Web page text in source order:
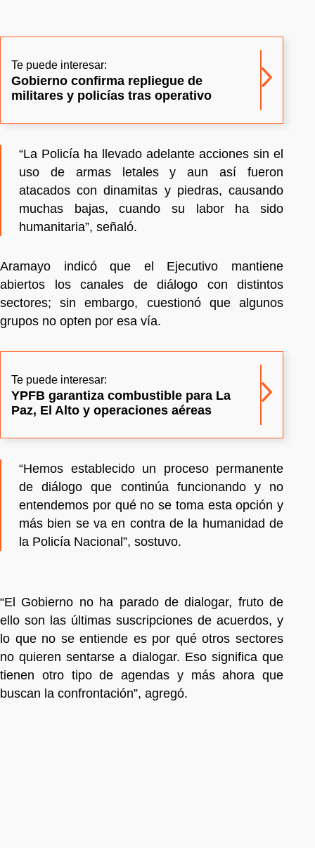
Te puede interesar:
Gobierno confirma repliegue de
militares y policías tras operativo
“La Policía ha llevado adelante acciones sin el
uso de armas letales y aun así fueron
atacados con dinamitas y piedras, causando
muchas bajas, cuando su labor ha sido
humanitaria”, señaló.
Aramayo indicó que el Ejecutivo mantiene
abiertos los canales de diálogo con distintos
sectores; sin embargo, cuestionó que algunos
grupos no opten por esa vía.
Te puede interesar:
YPFB garantiza combustible para La
Paz, El Alto y operaciones aéreas
“Hemos establecido un proceso permanente
de diálogo que continúa funcionando y no
entendemos por qué no se toma esta opción y
más bien se va en contra de la humanidad de
la Policía Nacional”, sostuvo.
“El Gobierno no ha parado de dialogar, fruto de
ello son las últimas suscripciones de acuerdos, y
lo que no se entiende es por qué otros sectores
no quieren sentarse a dialogar. Eso significa que
tienen otro tipo de agendas y más ahora que
buscan la confrontación”, agregó.